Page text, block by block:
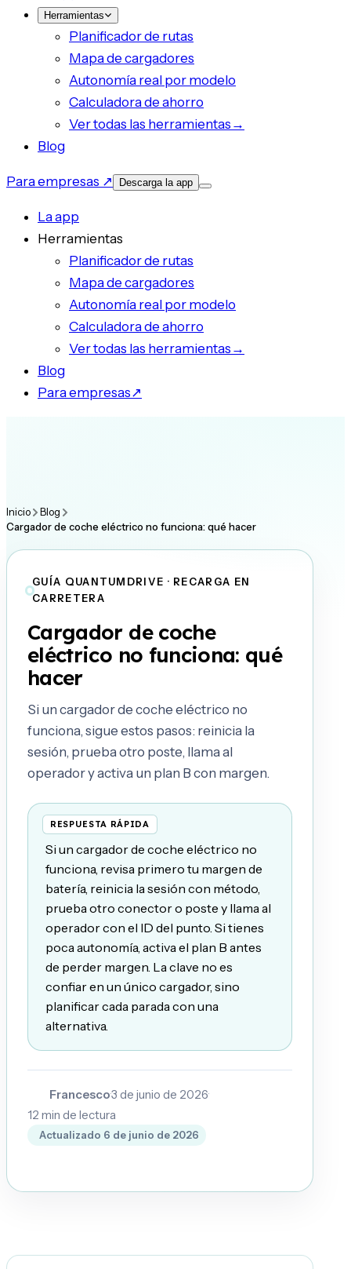
Herramientas
Planificador de rutas
Mapa de cargadores
Autonomía real por modelo
Calculadora de ahorro
Ver todas las herramientas →
Blog
Para empresas ↗ Descarga la app
La app
Herramientas
Planificador de rutas
Mapa de cargadores
Autonomía real por modelo
Calculadora de ahorro
Ver todas las herramientas →
Blog
Para empresas↗
Inicio
Blog
Cargador de coche eléctrico no funciona: qué hacer
GUÍA QUANTUMDRIVE · RECARGA EN
CARRETERA
Cargador de coche
eléctrico no funciona: qué
hacer
Si un cargador de coche eléctrico no
funciona, sigue estos pasos: reinicia la
sesión, prueba otro poste, llama al
operador y activa un plan B con margen.
Si un cargador de coche eléctrico no
funciona, revisa primero tu margen de
batería, reinicia la sesión con método,
prueba otro conector o poste y llama al
operador con el ID del punto. Si tienes
poca autonomía, activa el plan B antes
de perder margen. La clave no es
confiar en un único cargador, sino
planificar cada parada con una
alternativa.
Francesco·3 de junio de 2026·
12 min de lectura
Actualizado 6 de junio de 2026